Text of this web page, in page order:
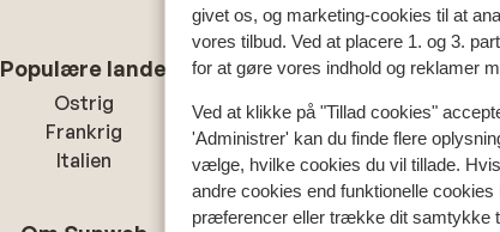
givet os, og marketing-cookies til at
vores tilbud. Ved at placere 1. og 3.
for at gøre vores indhold og reklamer
Ved at klikke på "Tillad cookies"
'Administrer' kan du finde flere
vælge, hvilke cookies du vil tillade.
andre cookies end funktionelle
præferencer eller trække dit samtykke
Populære lande
Ostrig
Frankrig
Italien